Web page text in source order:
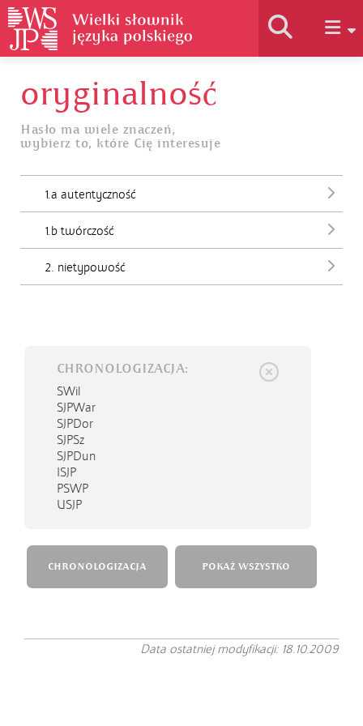
Historia słownika
Jak korzystać
Podstawy naukowe
oryginalność
Hasło ma wiele znaczeń,
wybierz to, które Cię interesuje
1.a autentyczność
1.b twórczość
2. nietypowość
CHRONOLOGIZACJA:
SWil
SJPWar
SJPDor
SJPSz
SJPDun
ISJP
PSWP
USJP
CHRONOLOGIZACJA POKAŻ WSZYSTKO
Data ostatniej modyfikacji: 18.10.2009